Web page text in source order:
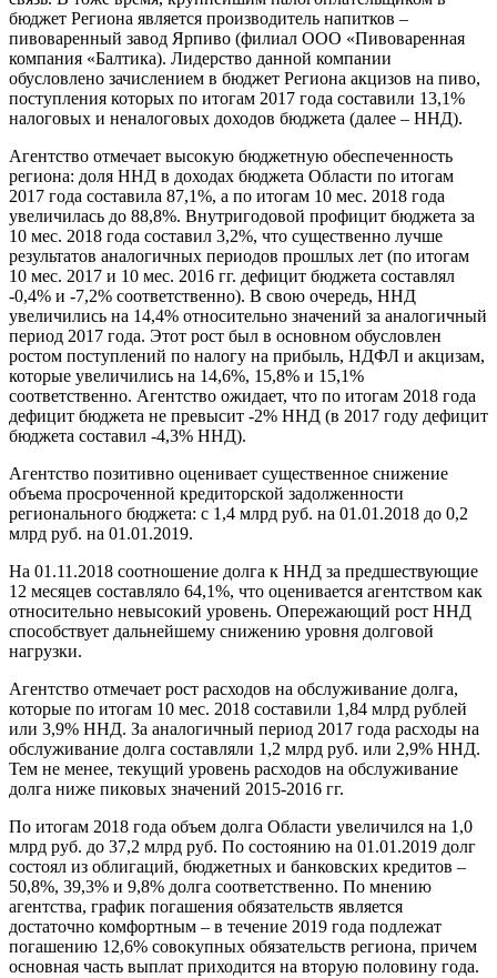
бюджет Региона является производитель напитков –
пивоваренный завод Ярпиво (филиал ООО «Пивоваренная
компания «Балтика). Лидерство данной компании
обусловлено зачислением в бюджет Региона акцизов на пиво,
поступления которых по итогам 2017 года составили 13,1%
налоговых и неналоговых доходов бюджета (далее – ННД).
Агентство отмечает высокую бюджетную обеспеченность
региона: доля ННД в доходах бюджета Области по итогам
2017 года составила 87,1%, а по итогам 10 мес. 2018 года
увеличилась до 88,8%. Внутригодовой профицит бюджета за
10 мес. 2018 года составил 3,2%, что существенно лучше
результатов аналогичных периодов прошлых лет (по итогам
10 мес. 2017 и 10 мес. 2016 гг. дефицит бюджета составлял
-0,4% и -7,2% соответственно). В свою очередь, ННД
увеличились на 14,4% относительно значений за аналогичный
период 2017 года. Этот рост был в основном обусловлен
ростом поступлений по налогу на прибыль, НДФЛ и акцизам,
которые увеличились на 14,6%, 15,8% и 15,1%
соответственно. Агентство ожидает, что по итогам 2018 года
дефицит бюджета не превысит -2% ННД (в 2017 году дефицит
бюджета составил -4,3% ННД).
Агентство позитивно оценивает существенное снижение
объема просроченной кредиторской задолженности
регионального бюджета: с 1,4 млрд руб. на 01.01.2018 до 0,2
млрд руб. на 01.01.2019.
На 01.11.2018 соотношение долга к ННД за предшествующие
12 месяцев составляло 64,1%, что оценивается агентством как
относительно невысокий уровень. Опережающий рост ННД
способствует дальнейшему снижению уровня долговой
нагрузки.
Агентство отмечает рост расходов на обслуживание долга,
которые по итогам 10 мес. 2018 составили 1,84 млрд рублей
или 3,9% ННД. За аналогичный период 2017 года расходы на
обслуживание долга составляли 1,2 млрд руб. или 2,9% ННД.
Тем не менее, текущий уровень расходов на обслуживание
долга ниже пиковых значений 2015-2016 гг.
По итогам 2018 года объем долга Области увеличился на 1,0
млрд руб. до 37,2 млрд руб. По состоянию на 01.01.2019 долг
состоял из облигаций, бюджетных и банковских кредитов –
50,8%, 39,3% и 9,8% долга соответственно. По мнению
агентства, график погашения обязательств является
достаточно комфортным – в течение 2019 года подлежат
погашению 12,6% совокупных обязательств региона, причем
основная часть выплат приходится на вторую половину года.